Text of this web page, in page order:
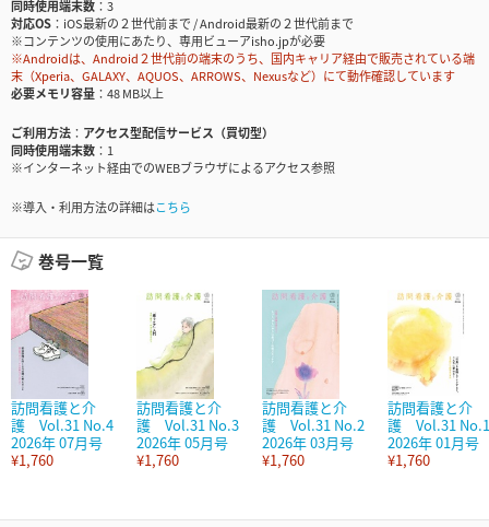
同時使用端末数
3
対応OS
iOS最新の２世代前まで / Android最新の２世代前まで
※コンテンツの使用にあたり、専用ビューアisho.jpが必要
※Androidは、Android２世代前の端末のうち、国内キャリア経由で販売されている端
末（Xperia、GALAXY、AQUOS、ARROWS、Nexusなど）にて動作確認しています
必要メモリ容量
48 MB以上
ご利用方法
アクセス型配信サービス（買切型）
同時使用端末数
1
※インターネット経由でのWEBブラウザによるアクセス参照
※導入・利用方法の詳細はこちら
巻号一覧
訪問看護と介
護 Vol.31 No.4
2026年 07月号
¥1,760
訪問看護と介
護 Vol.31 No.3
2026年 05月号
¥1,760
訪問看護と介
護 Vol.31 No.2
2026年 03月号
¥1,760
訪問看護と介
護 Vol.31 No.1
2026年 01月号
¥1,760